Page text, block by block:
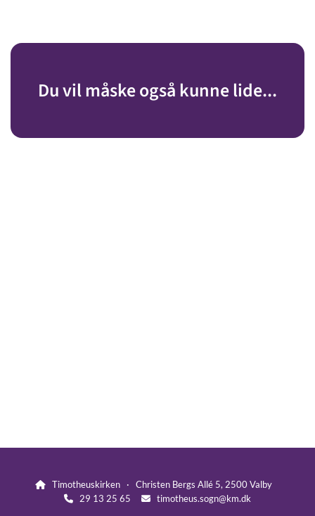
Du vil måske også kunne lide...
Timotheuskirken · Christen Bergs Allé 5, 2500 Valby
 29 13 25 65  timotheus.sogn@km.dk